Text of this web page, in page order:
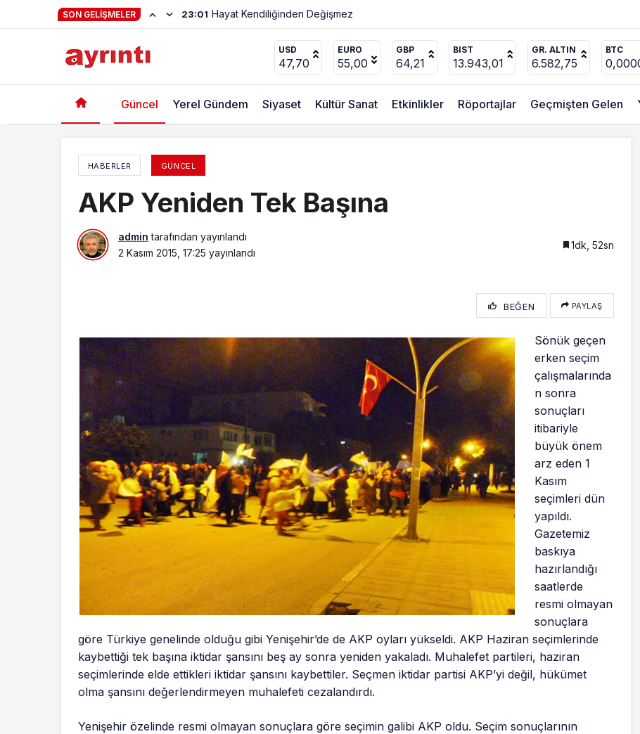
SON GELIŞMELER 22:56 Haftanın Şiiri Adnan Yücel’den
USD
47,70
EURO
55,00
GBP
64,21
BIST
13.943,01
GR. ALTIN
6.582,75
BTC
Güncel Yerel Gündem Siyaset Kültür Sanat Etkinlikler Röportajlar Geçmişten Gelen
HABERLER GÜNCEL
AKP Yeniden Tek Başına
admin tarafından yayınlandı
2 Kasım 2015, 17:25 yayınlandı
1dk, 52sn
BEĞEN PAYLAŞ
Sönük geçen
erken seçim
çalışmalarında
n sonra
sonuçları
itibariyle
büyük önem
arz eden 1
Kasım
seçimleri dün
yapıldı.
Gazetemiz
baskıya
hazırlandığı
saatlerde
resmi olmayan
sonuçlara
göre Türkiye genelinde olduğu gibi Yenişehir’de de AKP oyları yükseldi. AKP Haziran seçimlerinde
kaybettiği tek başına iktidar şansını beş ay sonra yeniden yakaladı. Muhalefet partileri, haziran
seçimlerinde elde ettikleri iktidar şansını kaybettiler. Seçmen iktidar partisi AKP’yi değil, hükümet
olma şansını değerlendirmeyen muhalefeti cezalandırdı.
Yenişehir özelinde resmi olmayan sonuçlara göre seçimin galibi AKP oldu. Seçim sonuçlarının
Bıçakla Yaralamada Bir Tutuklama